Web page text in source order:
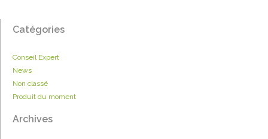
Catégories
Conseil Expert
News
Non classé
Produit du moment
Archives